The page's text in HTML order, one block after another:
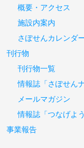
センター利用案内
サポートセンターと
概要・アクセス
施設内案内
さぽせんカレンダー
刊行物
刊行物一覧